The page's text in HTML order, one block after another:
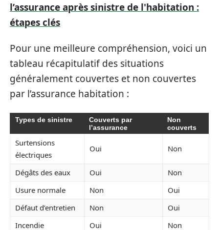
l’assurance après sinistre de l'habitation :
étapes clés
Pour une meilleure compréhension, voici un
tableau récapitulatif des situations
généralement couvertes et non couvertes
par l’assurance habitation :
Types de sinistre
Couverts par
l’assurance
Non
couverts
Surtensions
électriques
Oui Non
Dégâts des eaux Oui
Non
Usure normale
Non
Oui
Défaut d’entretien
Non
Oui
Incendie
Oui Non